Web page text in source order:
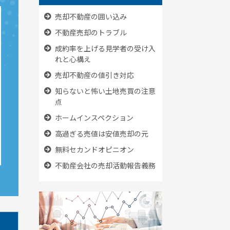
売却不動産の囲い込み
不動産売却のトラブル
成約率を上げる見学者の受け入
れと心構え
売却不動産の値引き対応
知らないと怖い土地売買の注意
点
ホームインスペクション
高過ぎる売値は安値売却の元
無料セカンドオピニオン
不動産会社の売却活動報告義務